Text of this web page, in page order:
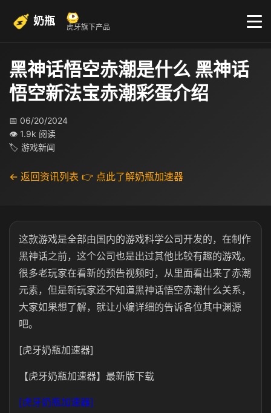
奶瓶 虎牙旗下产品
黑神话悟空赤潮是什么 黑神话
悟空新法宝赤潮彩蛋介绍
📅 06/20/2024
👁 1.9k 阅读
🏷 游戏新闻
← 返回资讯列表 👉 点此了解奶瓶加速器
这款游戏是全部由国内的游戏科学公司开发的，在制作
黑神话之前，这个公司也是出过其他比较有趣的游戏。
很多老玩家在看新的预告视频时，从里面看出来了赤潮
元素，但是新玩家还不知道黑神话悟空赤潮什么关系，
大家如果想了解，就让小编详细的告诉各位其中渊源
吧。
[虎牙奶瓶加速器]
【虎牙奶瓶加速器】最新版下载
[虎牙奶瓶加速器]